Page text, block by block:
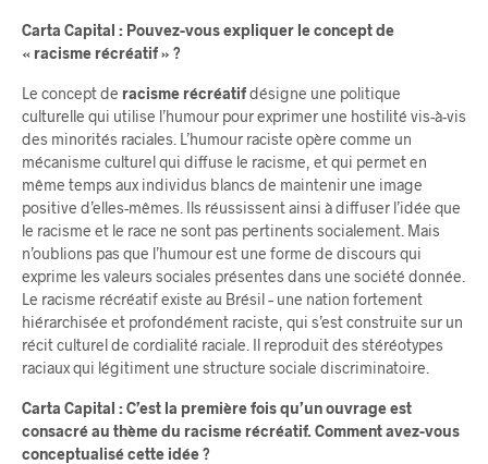
Carta Capital : Pouvez-vous expliquer le concept de
« racisme récréatif » ?
Le concept de racisme récréatifdésigne une politique
culturelle qui utilise l’humour pour exprimer une hostilité vis-à-vis
des minorités raciales. L’humour raciste opère comme un
mécanisme culturel qui diffuse le racisme, et qui permet en
même temps aux individus blancs de maintenir une image
positive d’elles-mêmes. Ils réussissent ainsi à diffuser l’idée que
le racisme et le race ne sont pas pertinents socialement. Mais
n’oublions pas que l’humour est une forme de discours qui
exprime les valeurs sociales présentes dans une société donnée.
Le racisme récréatif existe au Brésil – une nation fortement
hiérarchisée et profondément raciste, qui s’est construite sur un
récit culturel de cordialité raciale. Il reproduit des stéréotypes
raciaux qui légitiment une structure sociale discriminatoire.
Carta Capital : C’est la première fois qu’un ouvrage est
consacré au thème du racisme récréatif. Comment avez-vous
conceptualisé cette idée ?